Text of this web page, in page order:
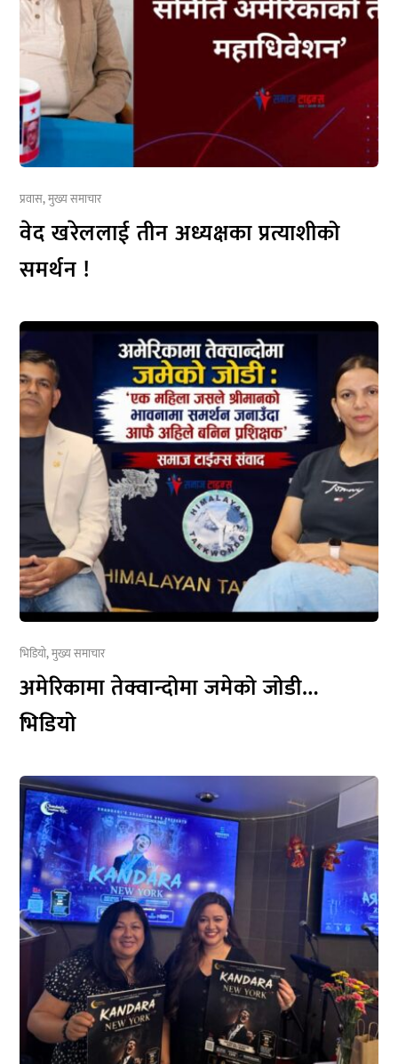
प्रवास,मुख्य समाचार
वेद खरेललाई तीन अध्यक्षका प्रत्याशीको
समर्थन !
भिडियो,मुख्य समाचार
अमेरिकामा तेक्वान्दोमा जमेको जोडी…
भिडियो